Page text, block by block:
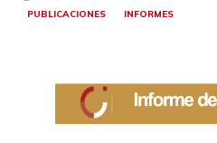
PUBLICACIONES
INFORMES